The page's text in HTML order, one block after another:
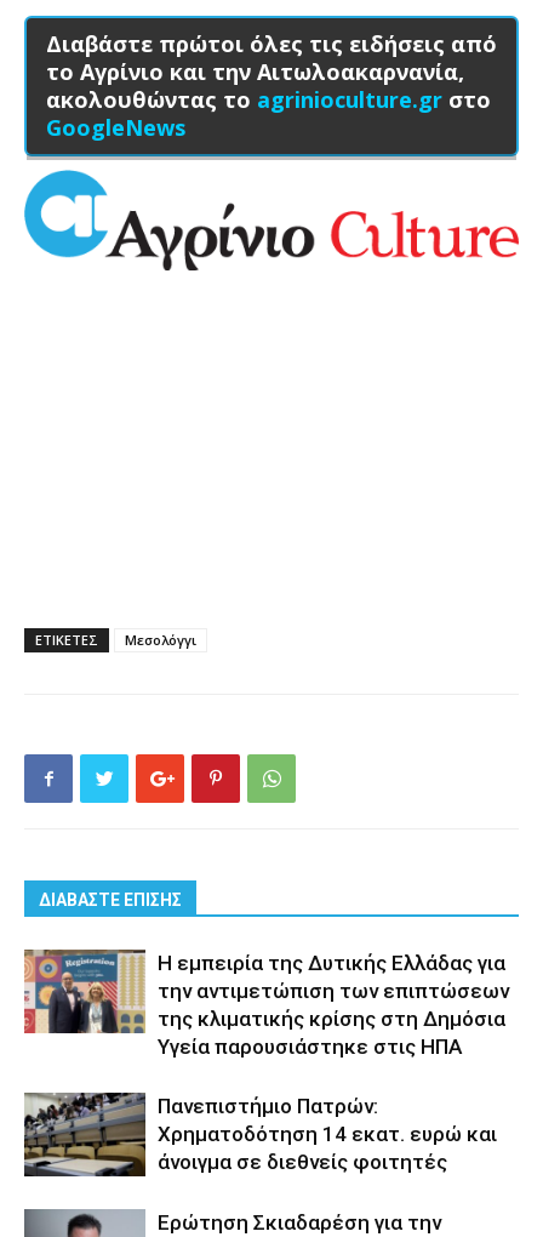
Διαβάστε πρώτοι όλες τις ειδήσεις από
το Αγρίνιο και την Αιτωλοακαρνανία,
ακολουθώντας το agrinioculture.gr στο
GoogleNews
ΕΤΙΚΕΤΕΣ Μεσολόγγι
ΔΙΑΒΑΣΤΕ ΕΠΙΣΗΣ
Η εμπειρία της Δυτικής Ελλάδας για
την αντιμετώπιση των επιπτώσεων
της κλιματικής κρίσης στη Δημόσια
Υγεία παρουσιάστηκε στις ΗΠΑ
Πανεπιστήμιο Πατρών:
Χρηματοδότηση 14 εκατ. ευρώ και
άνοιγμα σε διεθνείς φοιτητές
Eρώτηση Σκιαδαρέση για την